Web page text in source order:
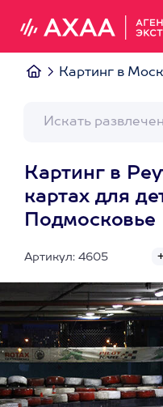
Картинг в
Картинг в
картах для
Подмосковье
Артикул: 4605